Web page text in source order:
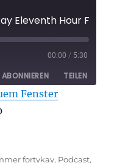
Eleventh Hour Folge
00:00 / 5:30
ABONNIEREN TEILEN
Fenster
fortykay, Podcast,